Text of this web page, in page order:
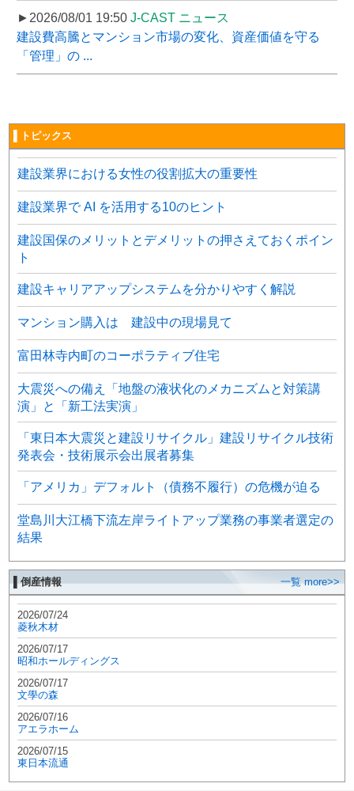
►2026/08/01 19:50 J-CAST ニュース
建設費高騰とマンション市場の変化、資産価値を守る
「管理」の ...
▌トピックス
建設業界における女性の役割拡大の重要性
建設業界で AI を活用する10のヒント
建設国保のメリットとデメリットの押さえておくポイン
ト
建設キャリアアップシステムを分かりやすく解説
マンション購入は 建設中の現場見て
富田林寺内町のコーポラティブ住宅
大震災への備え「地盤の液状化のメカニズムと対策講
演」と「新工法実演」
「東日本大震災と建設リサイクル」建設リサイクル技術
発表会・技術展示会出展者募集
「アメリカ」デフォルト（債務不履行）の危機が迫る
堂島川大江橋下流左岸ライトアップ業務の事業者選定の
結果
▌倒産情報 一覧 more>>
2026/07/24
菱秋木材
2026/07/17
昭和ホールディングス
2026/07/17
文學の森
2026/07/16
アエラホーム
2026/07/15
東日本流通